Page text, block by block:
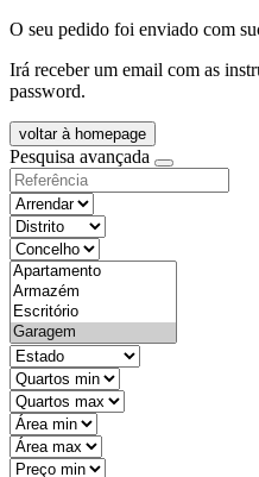
O seu pedido foi enviado com
Irá receber um email com as
password.
voltar à homepage
Pesquisa avançada
objective
districtId
countyId
types
state
mintypo
maxtypo
minarea
maxarea
minprice